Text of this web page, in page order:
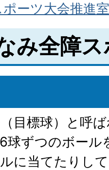
ーツ大会推進室
み全障ス
目標球）と呼
球ずつのボール
に当てたりし